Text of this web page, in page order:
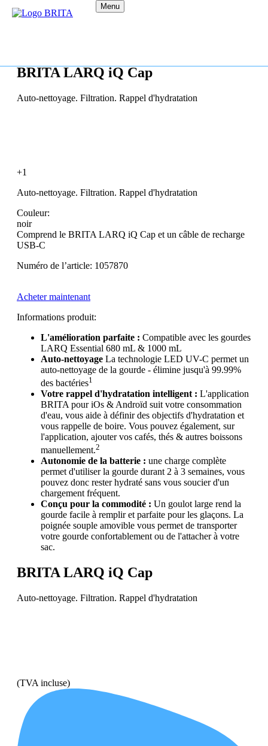
Menu
BRITA LARQ iQ Cap
Auto-nettoyage. Filtration. Rappel d'hydratation
+1
Auto-nettoyage. Filtration. Rappel d'hydratation
Couleur:
noir
Comprend le BRITA LARQ iQ Cap et un câble de recharge
USB-C
Numéro de l’article: 1057870
Acheter maintenant
Informations produit:
L'amélioration parfaite : Compatible avec les gourdes
LARQ Essential 680 mL & 1000 mL
Auto-nettoyage La technologie LED UV-C permet un
auto-nettoyage de la gourde - élimine jusqu'à 99.99%
des bactéries1
Votre rappel d'hydratation intelligent : L'application
BRITA pour iOs & Androïd suit votre consommation
d'eau, vous aide à définir des objectifs d'hydratation et
vous rappelle de boire. Vous pouvez également, sur
l'application, ajouter vos cafés, thés & autres boissons
manuellement.2
Autonomie de la batterie : une charge complète
permet d'utiliser la gourde durant 2 à 3 semaines, vous
pouvez donc rester hydraté sans vous soucier d'un
chargement fréquent.
Conçu pour la commodité : Un goulot large rend la
gourde facile à remplir et parfaite pour les glaçons. La
poignée souple amovible vous permet de transporter
votre gourde confortablement ou de l'attacher à votre
sac.
BRITA LARQ iQ Cap
Auto-nettoyage. Filtration. Rappel d'hydratation
(TVA incluse)